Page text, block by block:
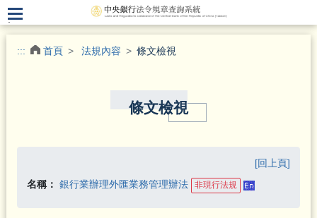
.
::: 首頁 法規內容 條文檢視
條文檢視
[回上頁]
名稱： 銀行業辦理外匯業務管理辦法 非現行法規